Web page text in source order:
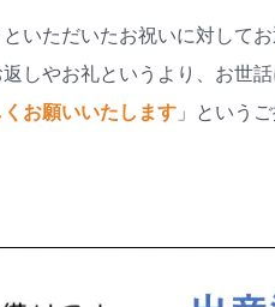
いただいたお祝いに対して
しやお礼というより、お世
お願いいたします 」という